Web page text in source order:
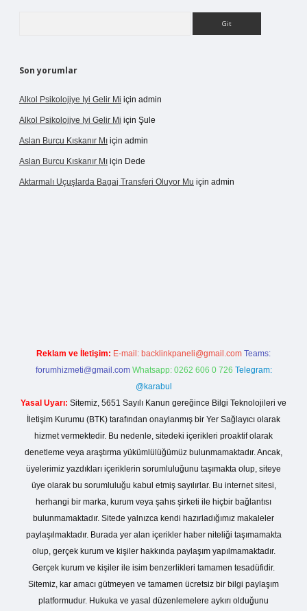
Son yorumlar
Alkol Psikolojiye Iyi Gelir Mi için admin
Alkol Psikolojiye Iyi Gelir Mi için Şule
Aslan Burcu Kıskanır Mı için admin
Aslan Burcu Kıskanır Mı için Dede
Aktarmalı Uçuşlarda Bagaj Transferi Oluyor Mu için admin
Reklam ve İletişim: E-mail: backlinkpaneli@gmail.com Teams:
forumhizmeti@gmail.com Whatsapp: 0262 606 0 726 Telegram:
@karabul
Yasal Uyarı: Sitemiz, 5651 Sayılı Kanun gereğince Bilgi Teknolojileri ve
İletişim Kurumu (BTK) tarafından onaylanmış bir Yer Sağlayıcı olarak
hizmet vermektedir. Bu nedenle, sitedeki içerikleri proaktif olarak
denetleme veya araştırma yükümlülüğümüz bulunmamaktadır. Ancak,
üyelerimiz yazdıkları içeriklerin sorumluluğunu taşımakta olup, siteye
üye olarak bu sorumluluğu kabul etmiş sayılırlar. Bu internet sitesi,
herhangi bir marka, kurum veya şahıs şirketi ile hiçbir bağlantısı
bulunmamaktadır. Sitede yalnızca kendi hazırladığımız makaleler
paylaşılmaktadır. Burada yer alan içerikler haber niteliği taşımamakta
olup, gerçek kurum ve kişiler hakkında paylaşım yapılmamaktadır.
Gerçek kurum ve kişiler ile isim benzerlikleri tamamen tesadüfidir.
Sitemiz, kar amacı gütmeyen ve tamamen ücretsiz bir bilgi paylaşım
platformudur. Hukuka ve yasal düzenlemelere aykırı olduğunu